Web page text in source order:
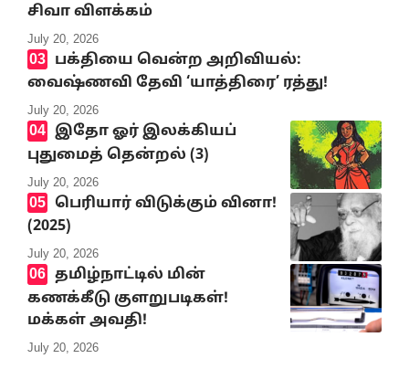
சிவா விளக்கம்
July 20, 2026
பக்தியை வென்ற அறிவியல்:
வைஷ்ணவி தேவி ‘யாத்திரை’ ரத்து!
July 20, 2026
இதோ ஓர் இலக்கியப்
புதுமைத் தென்றல் (3)
July 20, 2026
பெரியார் விடுக்கும் வினா!
(2025)
July 20, 2026
தமிழ்நாட்டில் மின்
கணக்கீடு குளறுபடிகள்!
மக்கள் அவதி!
July 20, 2026